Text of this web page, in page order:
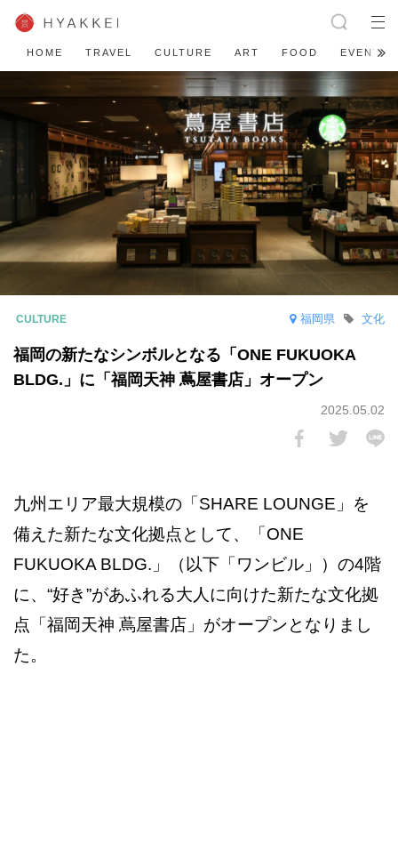
HOME TRAVEL CULTURE ART FOOD EVENT
福岡県 文化
福岡の新たなシンボルとなる「ONE FUKUOKA
BLDG.」に「福岡天神 蔦屋書店」オープン
2025.05.02
九州エリア最大規模の「SHARE LOUNGE」を
備えた新たな文化拠点として、「ONE
FUKUOKA BLDG.」（以下「ワンビル」）の4階
に、“好き”があふれる大人に向けた新たな文化拠
点「福岡天神 蔦屋書店」がオープンとなりまし
た。